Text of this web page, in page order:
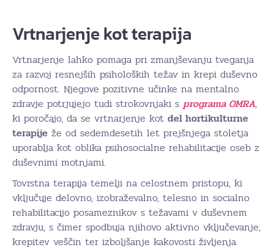
Vrtnarjenje kot terapija
Vrtnarjenje lahko pomaga pri zmanjševanju tveganja
za razvoj resnejših psiholoških težav in krepi duševno
odpornost. Njegove pozitivne učinke na mentalno
zdravje potrjujejo tudi strokovnjaki s programa OMRA,
ki poročajo, da se vrtnarjenje kot del hortikulturne
terapije že od sedemdesetih let prejšnjega stoletja
uporablja kot oblika psihosocialne rehabilitacije oseb z
duševnimi motnjami.
Tovrstna terapija temelji na celostnem pristopu, ki
vključuje delovno, izobraževalno, telesno in socialno
rehabilitacijo posameznikov s težavami v duševnem
zdravju, s čimer spodbuja njihovo aktivno vključevanje,
krepitev veščin ter izboljšanje kakovosti življenja.